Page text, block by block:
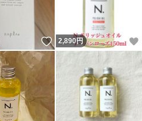
いいね！
2,890円